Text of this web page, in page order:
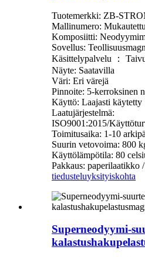
Tuotemerkki: ZB-
Mallinumero: Mukautettu
Komposiitti:
Sovellus:
Käsittelypalvelu ：
Näyte: Saatavilla
Väri: Eri värejä
Pinnoite: 5-kerroksinen
Käyttö: Laajasti käytetty
Laatujärjestelmä:
ISO9001:2015/
Toimitusaika: 1-10
Suurin vetovoima: 800
Käyttölämpötila: 80
Pakkaus: paperilaatikko
tiedusteluyksityiskohta
Superneodyymi-